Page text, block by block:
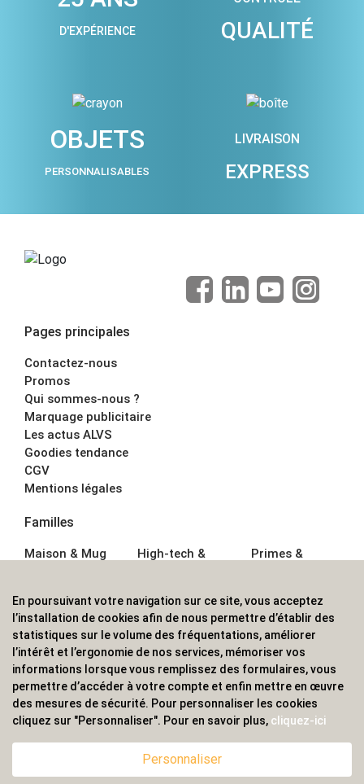
D'EXPÉRIENCE QUALITÉ
OBJETS
PERSONNALISABLES
LIVRAISON
EXPRESS
Pages principales
Contactez-nous
Promos
Qui sommes-nous ?
Marquage publicitaire
Les actus ALVS
Goodies tendance
CGV
Mentions légales
Familles
Maison & Mug
Écriture
Bagagerie sacs
High-tech &
Sport &
Outdoor
Enfant
Primes &
Boisson
Textile &
Casquette
Accessoires de
ALVS, fournisseur d'objets publicitaires, pour les
professionnels. Une implantation nationale, une
couverture internationale.
En poursuivant votre navigation sur ce site, vous acceptez
l’installation de cookies afin de nous permettre d’établir des
statistiques sur le volume des fréquentations, améliorer
l’intérêt et l’ergonomie de nos services, mémoriser vos
informations lorsque vous remplissez des formulaires, vous
permettre d’accéder à votre compte et enfin mettre en œuvre
des mesures de sécurité. Pour personnaliser les cookies
cliquez sur "Personnaliser". Pour en savoir plus, cliquez-ici
Personnaliser